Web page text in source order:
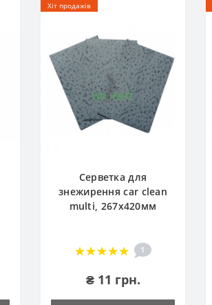
Хіт продажів
Серветка для
знежирення car clean
multi, 267х420мм
1
₴ 11 грн.